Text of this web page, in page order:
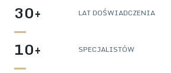
30+ LAT DOŚWIADCZENIA
10+ SPECJALISTÓW